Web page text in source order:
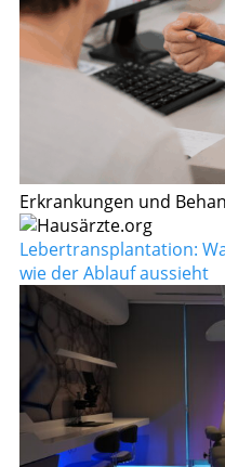
Erkrankungen und
Lebertransplantation:
wie der Ablauf aussieht